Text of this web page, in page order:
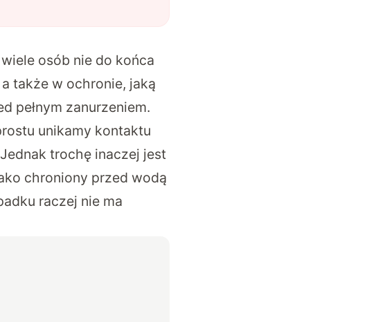
osób nie do końca
także w ochronie, jaką
pełnym zanurzeniem.
unikamy kontaktu
trochę inaczej jest
chroniony przed wodą
raczej nie ma